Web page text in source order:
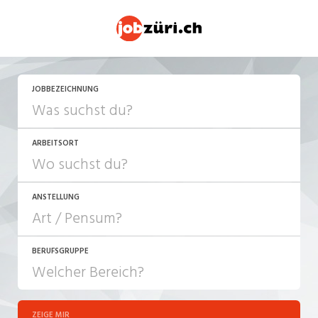
JOBBEZEICHNUNG
ARBEITSORT
ANSTELLUNG
JOB-TYP
Festanstellung
BERUFSGRUPPE
ZEIGE MIR